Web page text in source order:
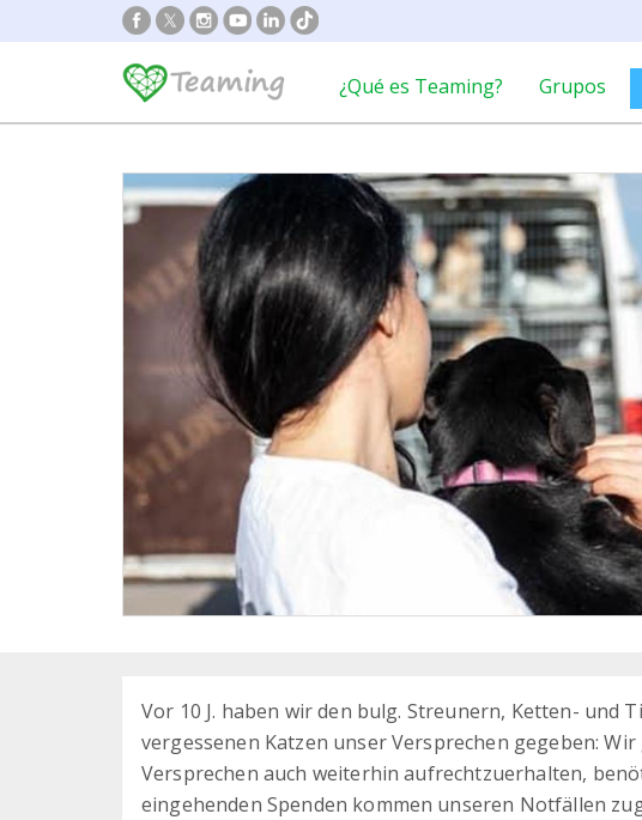
¿Qué es Teaming? Grupos
Vor 10 J. haben wir den bulg. Streunern, Ketten- und
vergessenen Katzen unser Versprechen gegeben:
Versprechen auch weiterhin aufrechtzuerhalten,
eingehenden Spenden kommen unseren Notfällen